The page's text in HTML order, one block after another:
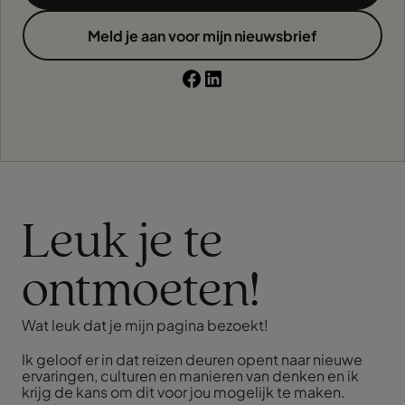
Meld je aan voor mijn nieuwsbrief
Leuk je te
ontmoeten!
Wat leuk dat je mijn pagina bezoekt!
Ik geloof er in dat reizen deuren opent naar nieuwe
ervaringen, culturen en manieren van denken en ik
krijg de kans om dit voor jou mogelijk te maken.